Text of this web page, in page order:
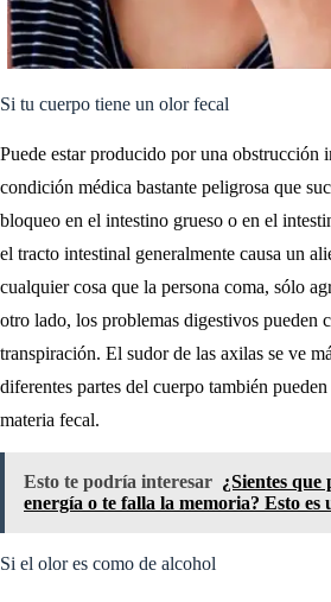
Si tu cuerpo tiene un olor fecal
Puede estar producido por una obstrucción
condición médica bastante peligrosa que
bloqueo en el intestino grueso o en el
el tracto intestinal generalmente causa un
cualquier cosa que la persona coma, sólo
otro lado, los problemas digestivos pueden
transpiración. El sudor de las axilas se ve
diferentes partes del cuerpo también
materia fecal.
Esto te podría interesar ¿Sientes que
energía o te falla la memoria? Esto es
Si el olor es como de alcohol